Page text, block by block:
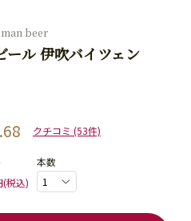
beer
ール 伊吹バイツェン
クチコミ (53件)
(税込)
本数